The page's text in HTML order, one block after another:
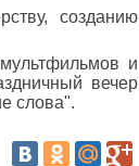
созданию
и
вечер
слова".